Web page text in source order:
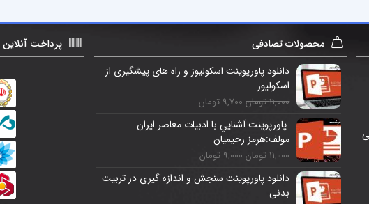
محصولات تصادفی
دانلود پاورپوینت اسکولیوز و راه های پیشگیری از
اسکولیوز
11,000 تومان 9,700 تومان
پاورپوینت آشنايي با ادبيات معاصر ايران
مولف:هرمز رحيميان
11,000 تومان 9,000 تومان
دانلود پاورپوینت سنجش و اندازه گیری در تربیت
بدنی
پرداخت آنلاین